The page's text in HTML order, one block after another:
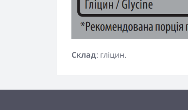
Склад: гліцин.